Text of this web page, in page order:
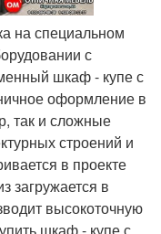
на специальном
с
шкаф - купе с
оформление в
так и сложные
строений и
в проекте
загружается в
высокоточную